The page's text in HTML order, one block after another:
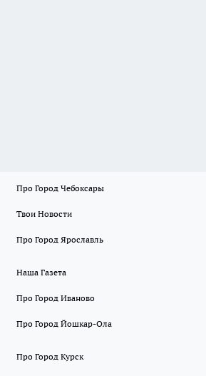
Про Город Чебоксары
Твои Новости
Про Город Ярославль
Наша Газета
Про Город Иваново
Про Город Йошкар-Ола
Про Город Курск